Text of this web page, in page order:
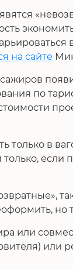
на сайте
по
только в
если
но
или
или